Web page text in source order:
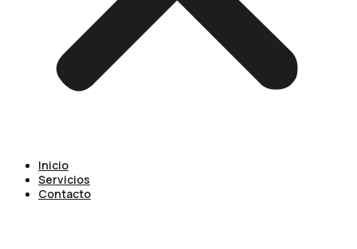
Inicio
Servicios
Contacto